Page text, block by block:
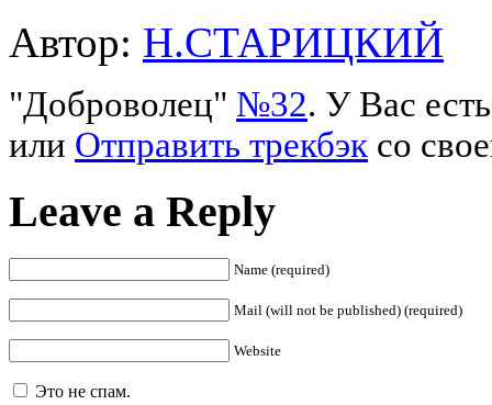
Автор: Н.СТАРИЦКИЙ
"Доброволец" №32. У Вас
или Отправить трекбэк со
Leave a Reply
Name (required)
Mail (will not be published) (required)
Website
Это не спам.